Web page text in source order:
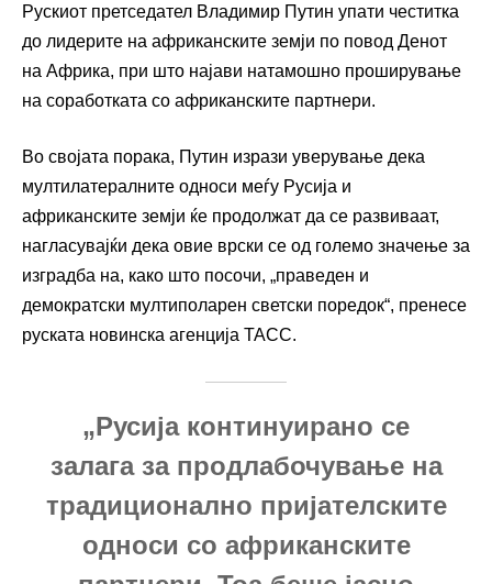
Рускиот претседател Владимир Путин упати честитка
до лидерите на африканските земји по повод Денот
на Африка, при што најави натамошно проширување
на соработката со африканските партнери.
Во својата порака, Путин изрази уверување дека
мултилатералните односи меѓу Русија и
африканските земји ќе продолжат да се развиваат,
нагласувајќи дека овие врски се од големо значење за
изградба на, како што посочи, „праведен и
демократски мултиполарен светски поредок“, пренесе
руската новинска агенција ТАСС.
„Русија континуирано се
залага за продлабочување на
традиционално пријателските
односи со африканските